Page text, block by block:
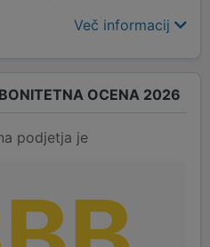
Več informacij
OCENA 2026
podjetja je